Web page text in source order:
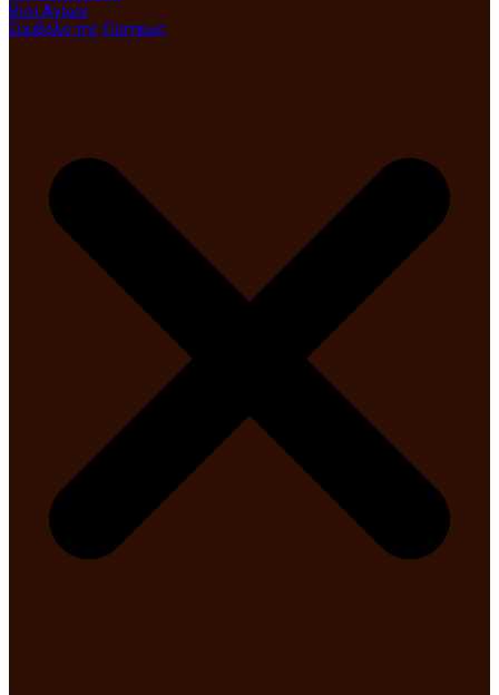
Βίοι Αγίων
Σύμβολο της Πίστεως